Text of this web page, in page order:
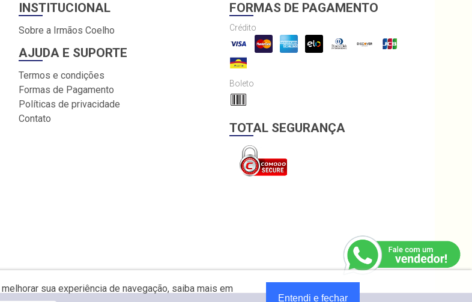
INSTITUCIONAL
Sobre a Irmãos Coelho
AJUDA E SUPORTE
Termos e condições
Formas de Pagamento
Políticas de privacidade
Contato
FORMAS DE PAGAMENTO
Crédito
Boleto
TOTAL SEGURANÇA
sua experiência de navegação, saiba mais em
Entendi e fechar